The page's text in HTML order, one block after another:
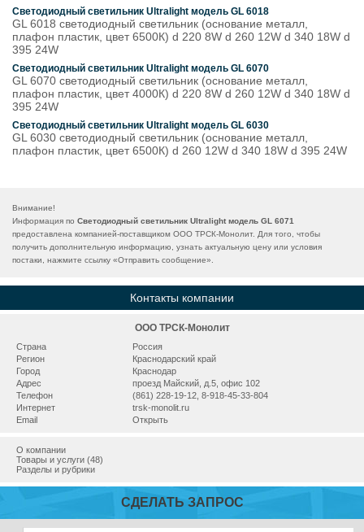
Светодиодный светильник Ultralight модель GL 6018
GL 6018 светодиодный светильник (основание металл,
плафон пластик, цвет 6500К) d 220 8W d 260 12W d 340 18W d
395 24W
Светодиодный светильник Ultralight модель GL 6070
GL 6070 светодиодный светильник (основание металл,
плафон пластик, цвет 4000К) d 220 8W d 260 12W d 340 18W d
395 24W
Светодиодный светильник Ultralight модель GL 6030
GL 6030 светодиодный светильник (основание металл,
плафон пластик, цвет 6500К) d 260 12W d 340 18W d 395 24W
Внимание!
Информация по Светодиодный светильник Ultralight модель GL 6071
предоставлена компанией-поставщиком ООО ТРСК-Монолит. Для того, чтобы
получить дополнительную информацию, узнать актуальную цену или условия
постаки, нажмите ссылку «Отправить сообщение».
Контакты компании
ООО ТРСК-Монолит
Страна
Россия
Регион
Краснодарский край
Город
Краснодар
Адрес
проезд Майский, д.5, офис 102
Телефон
(861) 228-19-12, 8-918-45-33-804
Интернет
trsk-monolit.ru
Email
Открыть
О компании
Товары и услуги (48)
Разделы и рубрики
СДЕЛАТЬ ЗАПРОС